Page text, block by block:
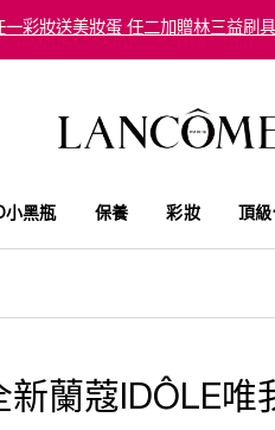
一彩妝送美妝蛋 任二加贈林三益刷
小黑瓶 保養 彩妝 頂
新蘭蔻IDÔLE唯